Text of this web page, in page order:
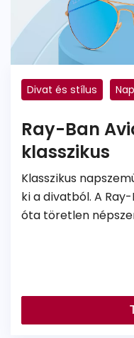
Divat és stílus
Ray-Ban
klasszikus
Klasszikus
ki a divatból. A
óta töretlen